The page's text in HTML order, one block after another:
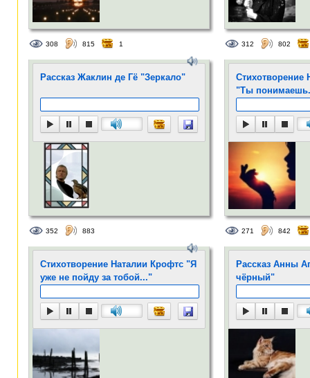
308 815 1 312 802
Рассказ Жаклин де Гё "Зеркало"
352 883
Стихотворение
"Ты
271 842
Стихотворение Наталии Крофтс "Я
уже не пойду за тобой..."
Рассказ Анны
чёрный"